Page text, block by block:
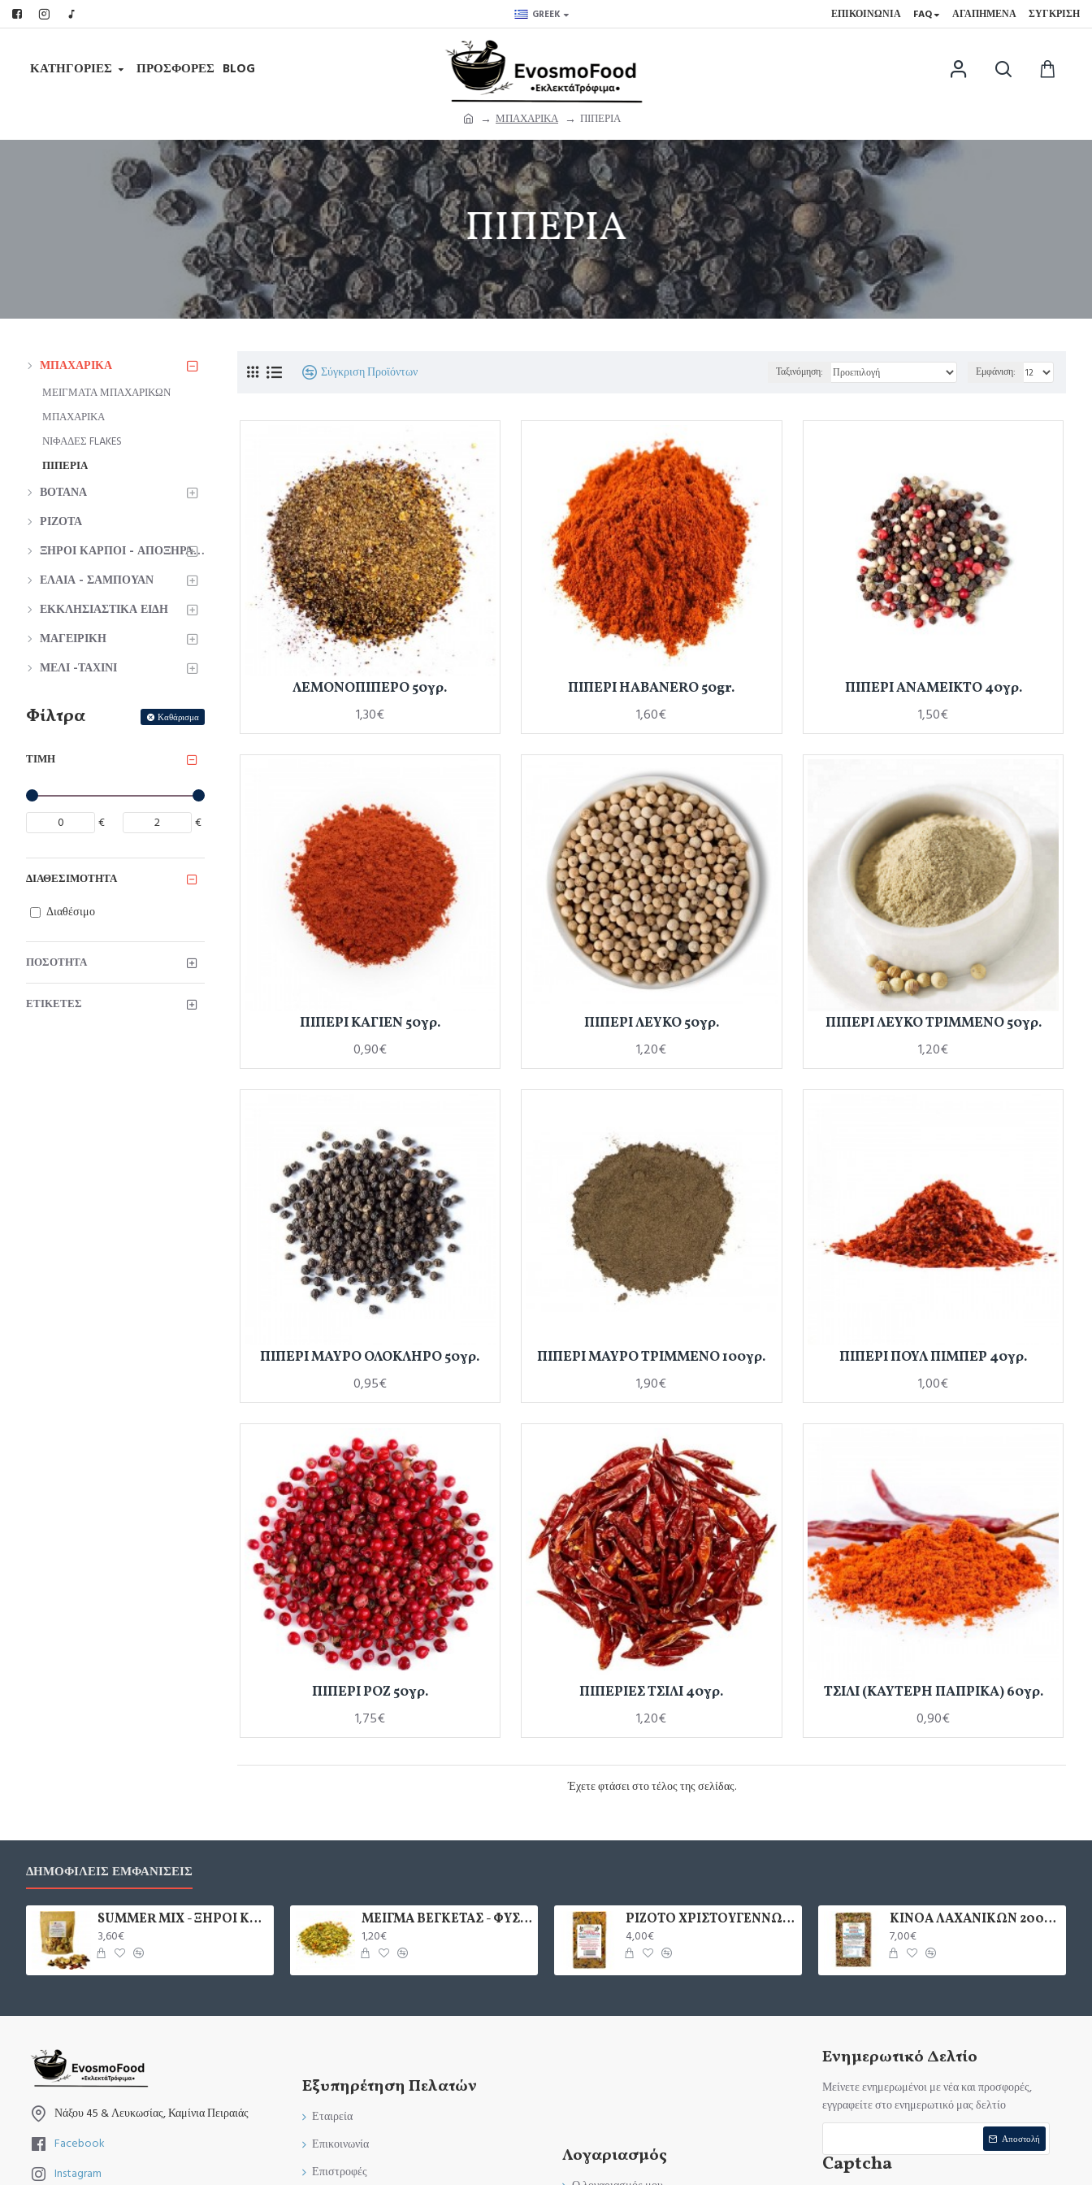
GREEK ΕΠΙΚΟΙΝΩΝΊΑ FAQ ΑΓΑΠΗΜΈΝΑ ΣΎΓΚΡΙΣΗ
ΚΑΤΗΓΟΡΊΕΣ ΠΡΟΣΦΟΡΕΣ BLOG
ΜΠΑΧΑΡΙΚΑ ΠΙΠΕΡΙΑ
ΠΙΠΕΡΙΑ
ΜΠΑΧΑΡΙΚΑ
ΜΕΙΓΜΑΤΑ ΜΠΑΧΑΡΙΚΩΝ
ΜΠΑΧΑΡΙΚΑ
ΝΙΦΑΔΕΣ FLAKES
ΠΙΠΕΡΙΑ
ΒΟΤΑΝΑ
ΡΙΖΟΤΑ
ΞΗΡΟΙ ΚΑΡΠΟΙ - ΑΠΟΞΗΡΑΜΕΝΑ
ΕΛΑΙΑ - ΣΑΜΠΟΥΑΝ
ΕΚΚΛΗΣΙΑΣΤΙΚΑ ΕΙΔΗ
ΜΑΓΕΙΡΙΚΗ
ΜΕΛΙ -ΤΑΧΙΝΙ
Φίλτρα Καθάρισμα
ΤΙΜΉ
€ €
ΠΟΣΌΤΗΤΑ
ΕΤΙΚΈΤΕΣ
ΔΙΑΘΕΣΙΜΌΤΗΤΑ
Διαθέσιμο
Σύγκριση Προϊόντων Ταξινόμηση: Εμφάνιση:
ΛΕΜΟΝΟΠΙΠΕΡΟ 50γρ.
1,30€
ΠΙΠΕΡΙ HABANERO 50gr.
1,60€
ΠΙΠΕΡΙ ΑΝΑΜΕΙΚΤΟ 40γρ.
1,50€
ΠΙΠΕΡΙ ΚΑΓΙΕΝ 50γρ.
0,90€
ΠΙΠΕΡΙ ΛΕΥΚΟ 50γρ.
1,20€
ΠΙΠΕΡΙ ΛΕΥΚΟ ΤΡΙΜΜΕΝΟ 50γρ.
1,20€
ΠΙΠΕΡΙ ΜΑΥΡΟ ΟΛΟΚΛΗΡΟ 50γρ.
0,95€
ΠΙΠΕΡΙ ΜΑΥΡΟ ΤΡΙΜΜΕΝΟ 100γρ.
1,90€
ΠΙΠΕΡΙ ΠΟΥΛ ΠΙΜΠΕΡ 40γρ.
1,00€
ΠΙΠΕΡΙ ΡΟΖ 50γρ.
1,75€
ΠΙΠΕΡΙΕΣ ΤΣΙΛΙ 40γρ.
1,20€
ΤΣΙΛΙ (ΚΑΥΤΕΡΗ ΠΑΠΡΙΚΑ) 60γρ.
0,90€
Έχετε φτάσει στο τέλος της σελίδας.
ΔΗΜΟΦΙΛΕΊΣ ΕΜΦΑΝΊΣΕΙΣ
SUMMER MIX - ΞΗΡΟΙ ΚΑΡΠΟΙ & ΑΠ. ΦΡΟΥΤΑ 200γρ.
3,60€
ΜΕΙΓΜΑ ΒΕΓΚΕΤΑΣ - ΦΥΣΙΚΟ ΜΕΙΓΜΑ ΜΠΑΧΑΡΙΚΩΝ ΚΑΙ ΛΑΧΑΝΙΚΩΝ 70γρ.
1,20€
ΡΙΖΟΤΟ ΧΡΙΣΤΟΥΓΕΝΝΩΝ 400γρ.
4,00€
ΚΙΝΟΑ ΛΑΧΑΝΙΚΩΝ 200γρ. 2 ΠΑΚΕΤΑ
7,00€
Νάξου 45 & Λευκωσίας, Καμίνια Πειραιάς
Facebook
Instagram
Εξυπηρέτηση Πελατών
Εταιρεία
Επικοινωνία
Επιστροφές
Λογαριασμός
Ενημερωτικό Δελτίο
Μείνετε ενημερωμένοι με νέα και προσφορές,
εγγραφείτε στο ενημερωτικό μας δελτίο
Αποστολή
Captcha